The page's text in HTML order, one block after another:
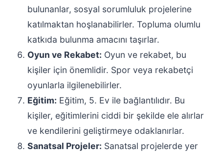
bulunanlar, sosyal sorumluluk projelerine
katılmaktan hoşlanabilirler. Topluma olumlu
katkıda bulunma amacını taşırlar.
Oyun ve Rekabet: Oyun ve rekabet, bu
kişiler için önemlidir. Spor veya rekabetçi
oyunlarla ilgilenebilirler.
Eğitim: Eğitim, 5. Ev ile bağlantılıdır. Bu
kişiler, eğitimlerini ciddi bir şekilde ele alırlar
ve kendilerini geliştirmeye odaklanırlar.
Sanatsal Projeler: Sanatsal projelerde yer